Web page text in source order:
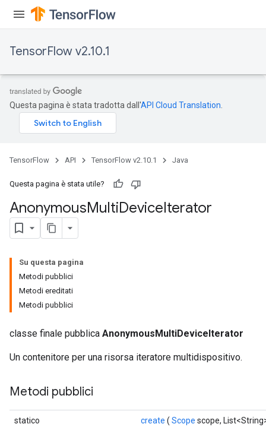
TensorFlow v2.10.1
Questa pagina è stata tradotta dall'API Cloud Translation
TensorFlow API TensorFlow v2.10.1 Java
Questa pagina è stata utile?
AnonymousMultiDeviceIterator
Su questa pagina
Metodi pubblici
Metodi ereditati
Metodi pubblici
classe finale pubblica AnonymousMultiDeviceIterator
Un contenitore per una risorsa iteratore multidispositivo.
Metodi pubblici
statico
create ( Scope scope,